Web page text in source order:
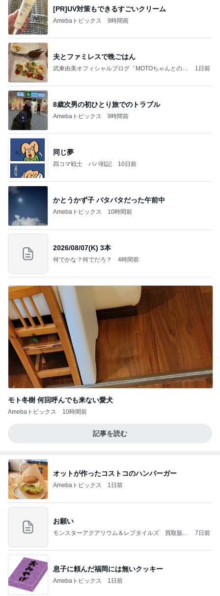
[PR]UV対策もできるすごいクリーム
Amebaトピックス 9時間前
夫とファミレスで晩ごはん
武東由美オフィシャルブログ「MOTOちゃんとのは
1日前
8歳次男の初ひとり旅でのトラブル
Amebaトピックス 9時間前
同じ夢
四コマ戦士 パパ戦記 10日前
かとうかず子 バタバタだった午前中
Amebaトピックス 10時間前
2026/08/07(K) 3本
何でかな？何でだろ？ 4時間前
モト冬樹 何回呼んでも来ない愛犬
Amebaトピックス 10時間前
記事を読む
オットが作ったコストコのハンバーガー
Amebaトピックス 1日前
お願い
モンスターアクアリウム＆レプタイルズ 買取販売
7日前
息子に頼んだ福岡には無いクッキー
Amebaトピックス 1日前